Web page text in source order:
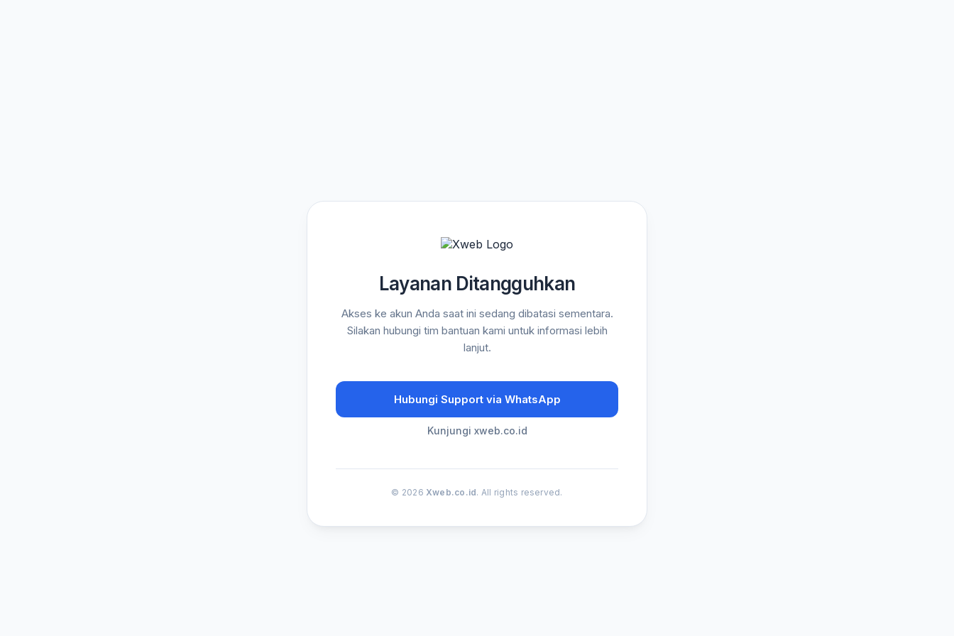
Layanan Ditangguhkan
Akses ke akun Anda saat ini sedang dibatasi sementara.
Silakan hubungi tim bantuan kami untuk informasi lebih
lanjut.
Hubungi Support via WhatsApp
Kunjungi xweb.co.id
© 2026 Xweb.co.id. All rights reserved.